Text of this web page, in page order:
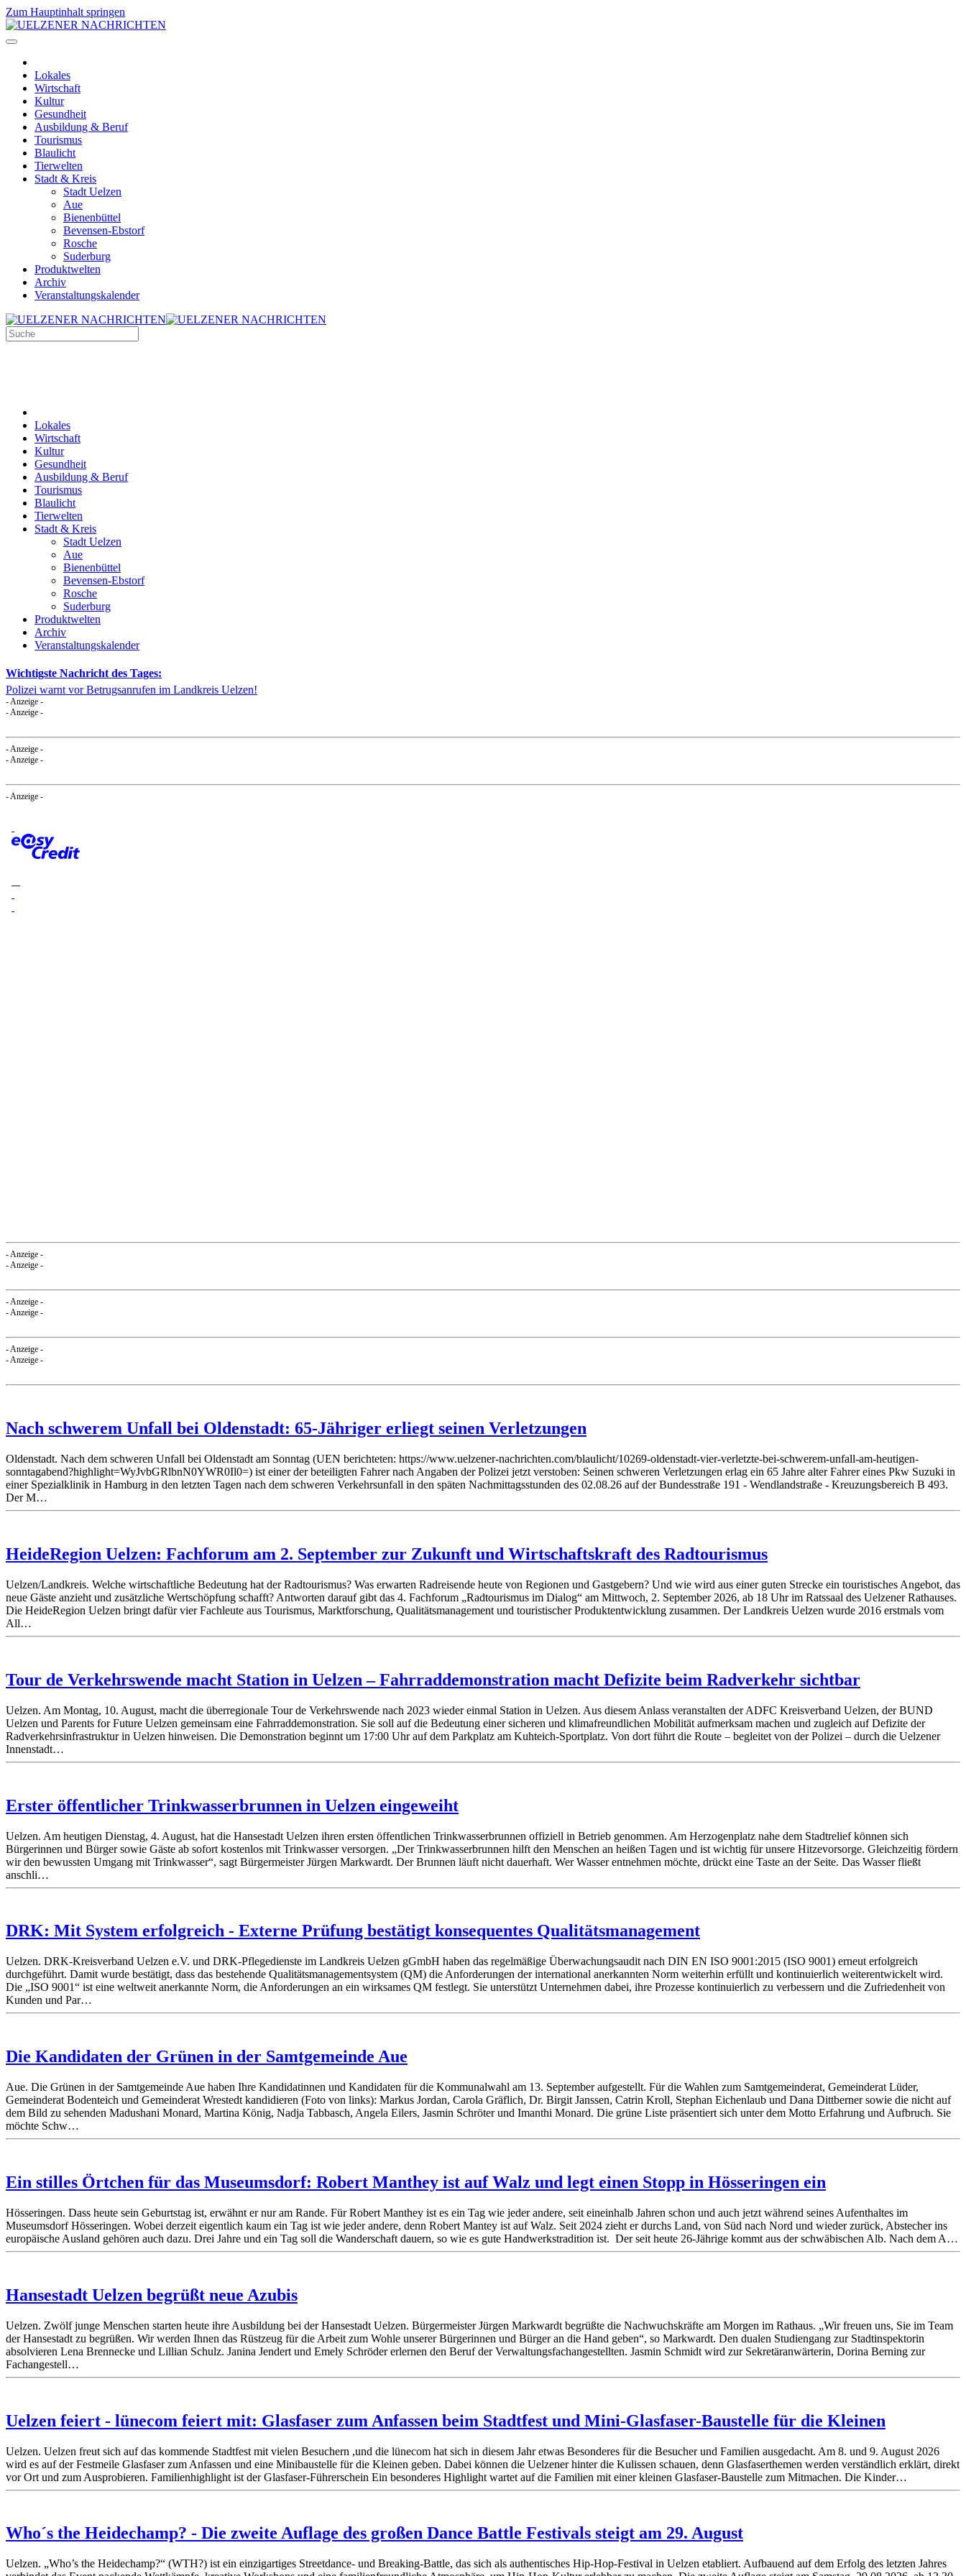
Zum Hauptinhalt springen
Lokales
Wirtschaft
Kultur
Gesundheit
Ausbildung & Beruf
Tourismus
Blaulicht
Tierwelten
Stadt & Kreis
Stadt Uelzen
Aue
Bienenbüttel
Bevensen-Ebstorf
Rosche
Suderburg
Produktwelten
Archiv
Veranstaltungskalender
Lokales
Wirtschaft
Kultur
Gesundheit
Ausbildung & Beruf
Tourismus
Blaulicht
Tierwelten
Stadt & Kreis
Stadt Uelzen
Aue
Bienenbüttel
Bevensen-Ebstorf
Rosche
Suderburg
Produktwelten
Archiv
Veranstaltungskalender
Wichtigste Nachricht des Tages:
Polizei warnt vor Betrugsanrufen im Landkreis Uelzen!
- Anzeige -
- Anzeige -
- Anzeige -
- Anzeige -
- Anzeige -
- Anzeige -
- Anzeige -
- Anzeige -
- Anzeige -
- Anzeige -
- Anzeige -
Nach schwerem Unfall bei Oldenstadt: 65-Jähriger erliegt seinen Verletzungen
Oldenstadt. Nach dem schweren Unfall bei Oldenstadt am Sonntag (UEN berichteten: https://www.uelzener-nachrichten.com/blaulicht/10269-oldenstadt-vier-verletzte-bei-schwerem-unfall-am-heutigen-
sonntagabend?highlight=WyJvbGRlbnN0YWR0Il0=) ist einer der beteiligten Fahrer nach Angaben der Polizei jetzt verstoben: Seinen schweren Verletzungen erlag ein 65 Jahre alter Fahrer eines Pkw Suzuki in
einer Spezialklinik in Hamburg in den letzten Tagen nach dem schweren Verkehrsunfall in den späten Nachmittagsstunden des 02.08.26 auf der Bundesstraße 191 - Wendlandstraße - Kreuzungsbereich B 493.
Der M…
HeideRegion Uelzen: Fachforum am 2. September zur Zukunft und Wirtschaftskraft des Radtourismus
Uelzen/Landkreis. Welche wirtschaftliche Bedeutung hat der Radtourismus? Was erwarten Radreisende heute von Regionen und Gastgebern? Und wie wird aus einer guten Strecke ein touristisches Angebot, das
neue Gäste anzieht und zusätzliche Wertschöpfung schafft? Antworten darauf gibt das 4. Fachforum „Radtourismus im Dialog“ am Mittwoch, 2. September 2026, ab 18 Uhr im Ratssaal des Uelzener Rathauses.
Die HeideRegion Uelzen bringt dafür vier Fachleute aus Tourismus, Marktforschung, Qualitätsmanagement und touristischer Produktentwicklung zusammen. Der Landkreis Uelzen wurde 2016 erstmals vom
All…
Tour de Verkehrswende macht Station in Uelzen – Fahrraddemonstration macht Defizite beim Radverkehr sichtbar
Uelzen. Am Montag, 10. August, macht die überregionale Tour de Verkehrswende nach 2023 wieder einmal Station in Uelzen. Aus diesem Anlass veranstalten der ADFC Kreisverband Uelzen, der BUND
Uelzen und Parents for Future Uelzen gemeinsam eine Fahrraddemonstration. Sie soll auf die Bedeutung einer sicheren und klimafreundlichen Mobilität aufmerksam machen und zugleich auf Defizite der
Radverkehrsinfrastruktur in Uelzen hinweisen. Die Demonstration beginnt um 17:00 Uhr auf dem Parkplatz am Kuhteich-Sportplatz. Von dort führt die Route – begleitet von der Polizei – durch die Uelzener
Innenstadt…
Erster öffentlicher Trinkwasserbrunnen in Uelzen eingeweiht
Uelzen. Am heutigen Dienstag, 4. August, hat die Hansestadt Uelzen ihren ersten öffentlichen Trinkwasserbrunnen offiziell in Betrieb genommen. Am Herzogenplatz nahe dem Stadtrelief können sich
Bürgerinnen und Bürger sowie Gäste ab sofort kostenlos mit Trinkwasser versorgen. „Der Trinkwasserbrunnen hilft den Menschen an heißen Tagen und ist wichtig für unsere Hitzevorsorge. Gleichzeitig fördern
wir den bewussten Umgang mit Trinkwasser“, sagt Bürgermeister Jürgen Markwardt. Der Brunnen läuft nicht dauerhaft. Wer Wasser entnehmen möchte, drückt eine Taste an der Seite. Das Wasser fließt
anschli…
DRK: Mit System erfolgreich - Externe Prüfung bestätigt konsequentes Qualitätsmanagement
Uelzen. DRK-Kreisverband Uelzen e.V. und DRK-Pflegedienste im Landkreis Uelzen gGmbH haben das regelmäßige Überwachungsaudit nach DIN EN ISO 9001:2015 (ISO 9001) erneut erfolgreich
durchgeführt. Damit wurde bestätigt, dass das bestehende Qualitätsmanagementsystem (QM) die Anforderungen der international anerkannten Norm weiterhin erfüllt und kontinuierlich weiterentwickelt wird.
Die „ISO 9001“ ist eine weltweit anerkannte Norm, die Anforderungen an ein wirksames QM festlegt. Sie unterstützt Unternehmen dabei, ihre Prozesse kontinuierlich zu verbessern und die Zufriedenheit von
Kunden und Par…
Die Kandidaten der Grünen in der Samtgemeinde Aue
Aue. Die Grünen in der Samtgemeinde Aue haben Ihre Kandidatinnen und Kandidaten für die Kommunalwahl am 13. September aufgestellt. Für die Wahlen zum Samtgemeinderat, Gemeinderat Lüder,
Gemeinderat Bodenteich und Gemeinderat Wrestedt kandidieren (Foto von links): Markus Jordan, Carola Gräflich, Dr. Birgit Janssen, Catrin Kroll, Stephan Eichenlaub und Dana Dittberner sowie die nicht auf
dem Bild zu sehenden Madushani Monard, Martina König, Nadja Tabbasch, Angela Eilers, Jasmin Schröter und Imanthi Monard. Die grüne Liste präsentiert sich unter dem Motto Erfahrung und Aufbruch. Sie
möchte Schw…
Ein stilles Örtchen für das Museumsdorf: Robert Manthey ist auf Walz und legt einen Stopp in Hösseringen ein
Hösseringen. Dass heute sein Geburtstag ist, erwähnt er nur am Rande. Für Robert Manthey ist es ein Tag wie jeder andere, seit eineinhalb Jahren schon und auch jetzt während seines Aufenthaltes im
Museumsdorf Hösseringen. Wobei derzeit eigentlich kaum ein Tag ist wie jeder andere, denn Robert Mantey ist auf Walz. Seit 2024 zieht er durchs Land, von Süd nach Nord und wieder zurück, Abstecher ins
europäische Ausland gehören auch dazu. Drei Jahre und ein Tag soll die Wanderschaft dauern, so wie es gute Handwerkstradition ist. Der seit heute 26-Jährige kommt aus der schwäbischen Alb. Nach dem A…
Hansestadt Uelzen begrüßt neue Azubis
Uelzen. Zwölf junge Menschen starten heute ihre Ausbildung bei der Hansestadt Uelzen. Bürgermeister Jürgen Markwardt begrüßte die Nachwuchskräfte am Morgen im Rathaus. „Wir freuen uns, Sie im Team
der Hansestadt zu begrüßen. Wir werden Ihnen das Rüstzeug für die Arbeit zum Wohle unserer Bürgerinnen und Bürger an die Hand geben“, so Markwardt. Den dualen Studiengang zur Stadtinspektorin
absolvieren Lena Brennecke und Lillian Schulz. Janina Jendert und Emely Schröder erlernen den Beruf der Verwaltungsfachangestellten. Jasmin Schmidt wird zur Sekretäranwärterin, Dorina Berning zur
Fachangestell…
Uelzen feiert - lünecom feiert mit: Glasfaser zum Anfassen beim Stadtfest und Mini-Glasfaser-Baustelle für die Kleinen
Uelzen. Uelzen freut sich auf das kommende Stadtfest mit vielen Besuchern ,und die lünecom hat sich in diesem Jahr etwas Besonderes für die Besucher und Familien ausgedacht. Am 8. und 9. August 2026
wird es auf der Festmeile Glasfaser zum Anfassen und eine Minibaustelle für die Kleinen geben. Dabei können die Uelzener hinter die Kulissen schauen, denn Glasfaserthemen werden verständlich erklärt, direkt
vor Ort und zum Ausprobieren. Familienhighlight ist der Glasfaser-Führerschein Ein besonderes Highlight wartet auf die Familien mit einer kleinen Glasfaser-Baustelle zum Mitmachen. Die Kinder…
Who´s the Heidechamp? - Die zweite Auflage des großen Dance Battle Festivals steigt am 29. August
Uelzen. „Who’s the Heidechamp?“ (WTH?) ist ein einzigartiges Streetdance- und Breaking-Battle, das sich als authentisches Hip-Hop-Festival in Uelzen etabliert. Aufbauend auf dem Erfolg des letzten Jahres